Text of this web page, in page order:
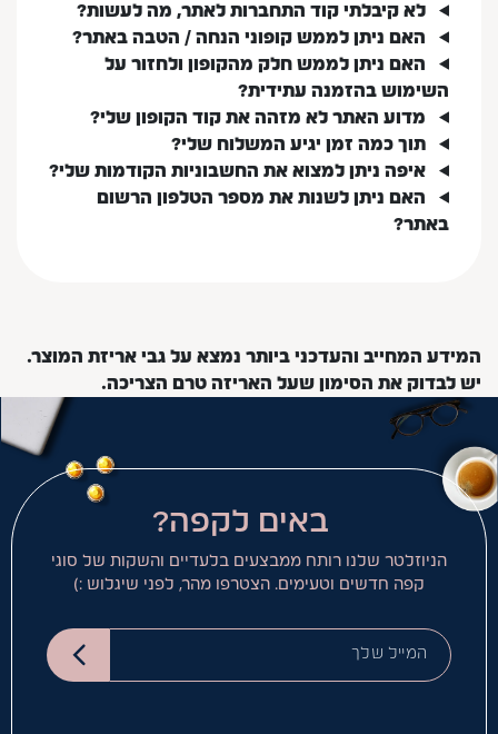
לא קיבלתי קוד התחברות לאתר, מה לעשות?
האם ניתן לממש קופוני הנחה / הטבה באתר?
האם ניתן לממש חלק מהקופון ולחזור על
השימוש בהזמנה עתידית?
מדוע האתר לא מזהה את קוד הקופון שלי?
תוך כמה זמן יגיע המשלוח שלי?
איפה ניתן למצוא את החשבוניות הקודמות שלי?
האם ניתן לשנות את מספר הטלפון הרשום
באתר?
המידע המחייב והעדכני ביותר נמצא על גבי אריזת המוצר.
יש לבדוק את הסימון שעל האריזה טרם הצריכה.
באים לקפה?
הניוזלטר שלנו רותח ממבצעים בלעדיים והשקות של סוגי
קפה חדשים וטעימים. הצטרפו מהר, לפני שיגלוש :)
המייל שלך